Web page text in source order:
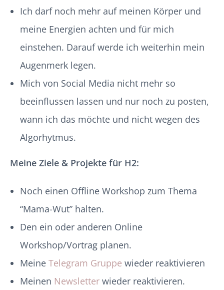
Ich darf noch mehr auf meinen Körper und
meine Energien achten und für mich
einstehen. Darauf werde ich weiterhin mein
Augenmerk legen.
Mich von Social Media nicht mehr so
beeinflussen lassen und nur noch zu posten,
wann ich das möchte und nicht wegen des
Algorhytmus.
Meine Ziele & Projekte für H2:
Noch einen Offline Workshop zum Thema
“Mama-Wut” halten.
Den ein oder anderen Online
Workshop/Vortrag planen.
Meine Telegram Gruppe wieder reaktivieren
Meinen Newsletter wieder reaktivieren.